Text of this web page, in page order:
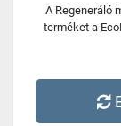
A Regeneráló
terméket a